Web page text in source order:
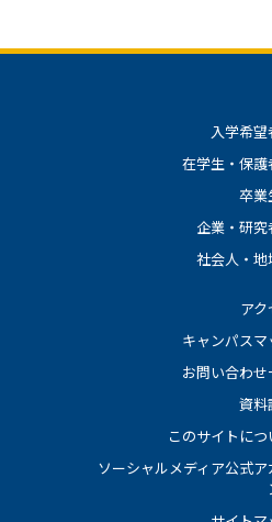
入学希望
在学生・保護
卒業
企業・研究
社会人・地
アク
キャンパスマ
お問い合わせ
資料
このサイトにつ
ソーシャルメディア公式ア